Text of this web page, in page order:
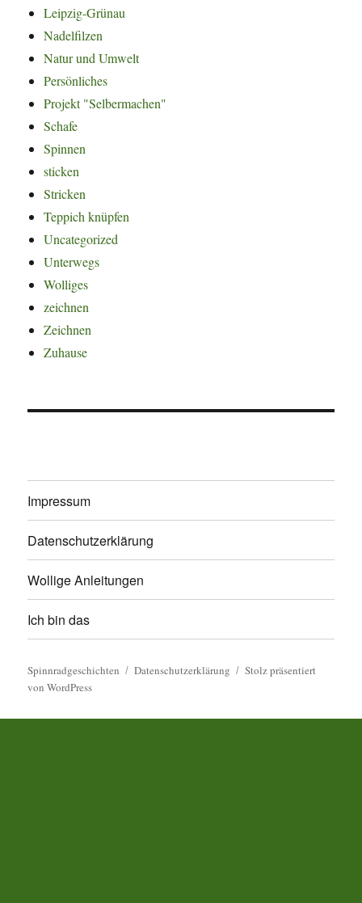
Leipzig-Grünau
Nadelfilzen
Natur und Umwelt
Persönliches
Projekt "Selbermachen"
Schafe
Spinnen
sticken
Stricken
Teppich knüpfen
Uncategorized
Unterwegs
Wolliges
zeichnen
Zeichnen
Zuhause
Impressum
Datenschutzerklärung
Wollige Anleitungen
Ich bin das
Spinnradgeschichten Datenschutzerklärung
Stolz präsentiert
von WordPress